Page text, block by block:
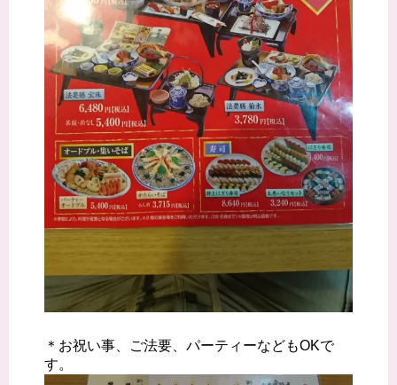
＊お祝い事、ご法要、パーティーなどもOKで
す。